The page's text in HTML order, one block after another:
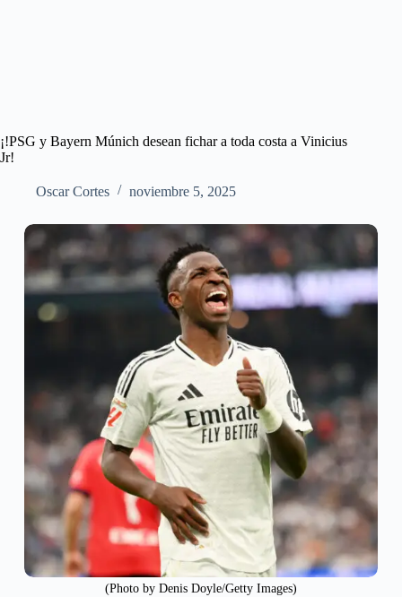
¡!PSG y Bayern Múnich desean fichar a toda costa a Vinicius
Jr!
Oscar Cortes noviembre 5, 2025
(Photo by Denis Doyle/Getty Images)